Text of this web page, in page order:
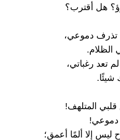
هل أقترب؟
تذرف دموعي،
الظلام.
تعد رغباتي،
شيئًا.
المتلهف!
دموعي!
ليس إلا ألمًا أعمق؛